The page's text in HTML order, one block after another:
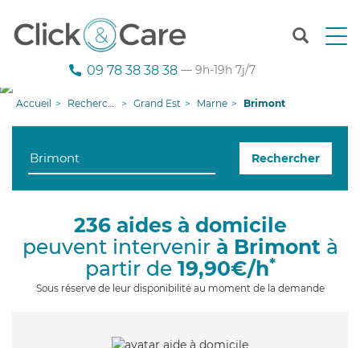
T
n
g
i
09 78 38 38 38 — 9h-19h 7j/7
Accueil Recherche aide à domicile Grand Est Marne Brimont
Rechercher
236 aides à domicile
peuvent intervenir à Brimontà
partir de 19,90€/h*
Sous réserve de leur disponibilité au moment de la demande